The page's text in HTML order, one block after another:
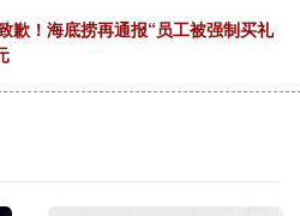
歉！海底捞再通报“员工被强制买礼